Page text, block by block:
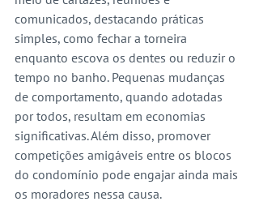
comunicados, destacando práticas
simples, como fechar a torneira
enquanto escova os dentes ou reduzir o
tempo no banho. Pequenas mudanças
de comportamento, quando adotadas
por todos, resultam em economias
significativas. Além disso, promover
competições amigáveis entre os blocos
do condomínio pode engajar ainda mais
os moradores nessa causa.